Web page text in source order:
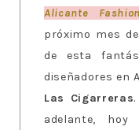
Alicante
próximo mes
de esta
diseñadores en
Las Cigarreras
adelante,